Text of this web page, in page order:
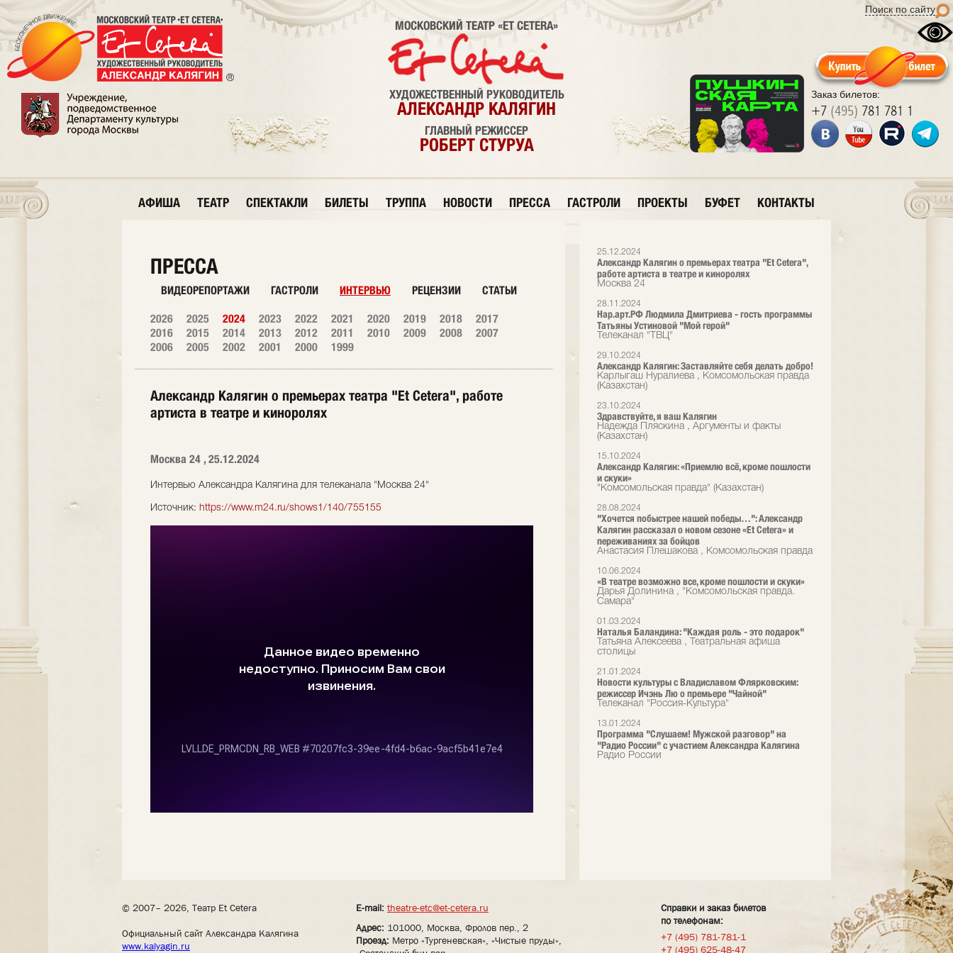
Поиск по сайту
Заказ билетов:
+7 (495) 781 781 1
МОСКОВСКИЙ ТЕАТР «ET CETERA»
ХУДОЖЕСТВЕННЫЙ РУКОВОДИТЕЛЬ
АЛЕКСАНДР КАЛЯГИН
ГЛАВНЫЙ РЕЖИССЕР
РОБЕРТ СТУРУА
АФИША ТЕАТР СПЕКТАКЛИ БИЛЕТЫ ТРУППА НОВОСТИ ПРЕССА ГАСТРОЛИ ПРОЕКТЫ БУФЕТ КОНТАКТЫ
25.12.2024
Александр Калягин о премьерах театра "Et Cetera",
работе артиста в театре и киноролях
Москва 24
28.11.2024
Нар.арт.РФ Людмила Дмитриева - гость программы
Татьяны Устиновой "Мой герой"
Телеканал "ТВЦ"
29.10.2024
Александр Калягин: Заставляйте себя делать добро!
Карлыгаш Нуралиева , Комсомольская правда
(Казахстан)
23.10.2024
Здравствуйте, я ваш Калягин
Надежда Пляскина , Аргументы и факты
(Казахстан)
15.10.2024
Александр Калягин: «Приемлю всё, кроме пошлости
и скуки»
"Комсомольская правда" (Казахстан)
28.08.2024
"Хочется побыстрее нашей победы…": Александр
Калягин рассказал о новом сезоне «Et Cetera» и
переживаниях за бойцов
Анастасия Плешакова , Комсомольская правда
10.06.2024
«В театре возможно все, кроме пошлости и скуки»
Дарья Долинина , "Комсомольская правда.
Самара"
01.03.2024
Наталья Баландина: "Каждая роль - это подарок"
Татьяна Алексеева , Театральная афиша
столицы
21.01.2024
Новости культуры с Владиславом Флярковским:
режиссер Ичэнь Лю о премьере "Чайной"
Телеканал "Россия-Культура"
13.01.2024
Программа "Слушаем! Мужской раз­говор" на
"Радио России" с уч­астием Александра Ка­лягина
Радио России
ПРЕССА
ВИДЕОРЕПОРТАЖИ ГАСТРОЛИ ИНТЕРВЬЮ РЕЦЕНЗИИ СТАТЬИ
2026 2025 2024 2023 2022 2021 2020 2019 2018
2017
2016
2015 2014 2013 2012 2011 2010 2009 2008
2007
2006
2005 2002 2001 2000 1999
Александр Калягин о премьерах театра "Et Cetera", работе
артиста в театре и киноролях
Москва 24 , 25.12.2024
Интервью Александра Калягина для телеканала "Москва 24"
Источник: https://www.m24.ru/shows1/140/755155
© 2007– 2026, Театр Et Cetera
Официальный сайт Александра Калягина
www.kalyagin.ru
E-mail: theatre-etc@et-cetera.ru
Адрес: 101000, Москва, Фролов пер., 2
Проезд: Метро «Тургеневская», «Чистые пруды»,
Справки и заказ билетов
по телефонам:
+7 (495) 781-781-1
+7 (495) 625-48-47